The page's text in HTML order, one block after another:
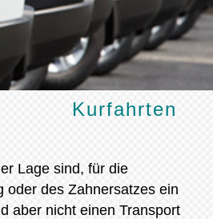
Kurfahrten
Lage sind, für die
oder des Zahnersatzes ein
aber nicht einen Transport